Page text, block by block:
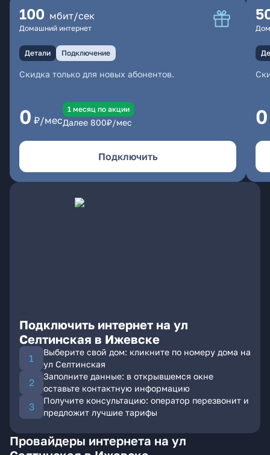
100 мбит/сек
Домашний интернет
Детали Подключение
Скидка только для новых абонентов.
0 ₽/мес
1 месяц по акции
Далее 800₽/мес
Подключить
0
Подключить интернет на ул
Селтинская в Ижевске
Выберите свой дом: кликните по номеру дома на
ул Селтинская
Заполните данные: в открывшемся окне
оставьте контактную информацию
Получите консультацию: оператор перезвонит и
предложит лучшие тарифы
Провайдеры интернета на ул